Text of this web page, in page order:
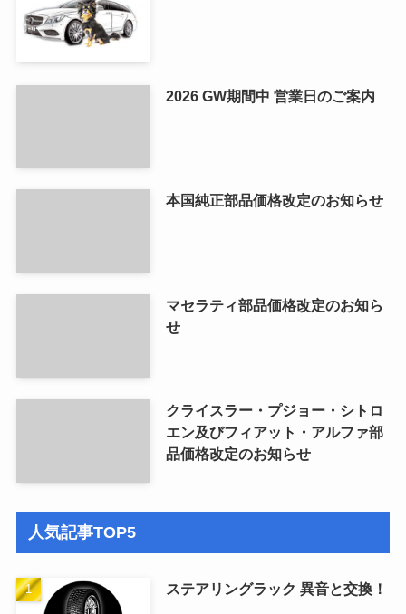
2026 GW期間中 営業日のご案内
本国純正部品価格改定のお知らせ
マセラティ部品価格改定のお知ら
せ
クライスラー・プジョー・シトロ
エン及びフィアット・アルファ部
品価格改定のお知らせ
人気記事TOP5
ステアリングラック 異音と交換！